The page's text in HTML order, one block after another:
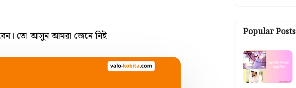
তো আসুন আমরা জেনে নিই।
Popular Posts